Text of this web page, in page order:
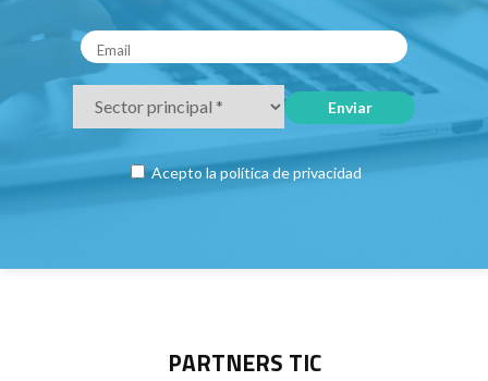
Acepto la política de privacidad
PARTNERS TIC